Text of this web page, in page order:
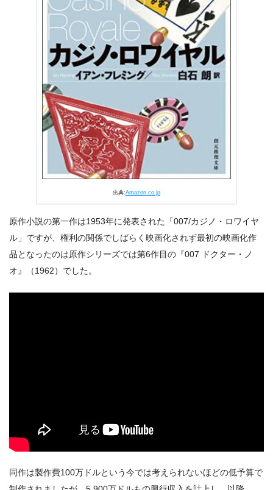
出典:Amazon.co.jp
原作小説の第一作は1953年に発表された「007/カジノ・ロワイヤ
ル」ですが、権利の関係でしばらく映画化されず最初の映画化作
品となったのは原作シリーズでは第6作目の『007 ドクター・ノ
オ』（1962）でした。
同作は製作費100万ドルという今では考えられないほどの低予算で